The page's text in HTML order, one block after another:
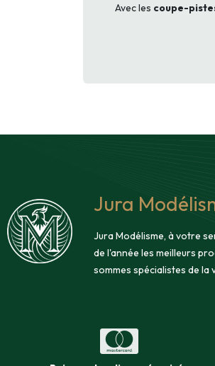
Avec les coupe-
Jura
Jura Modélisme, à votre
de l'année les meilleurs
sommes spécialistes de